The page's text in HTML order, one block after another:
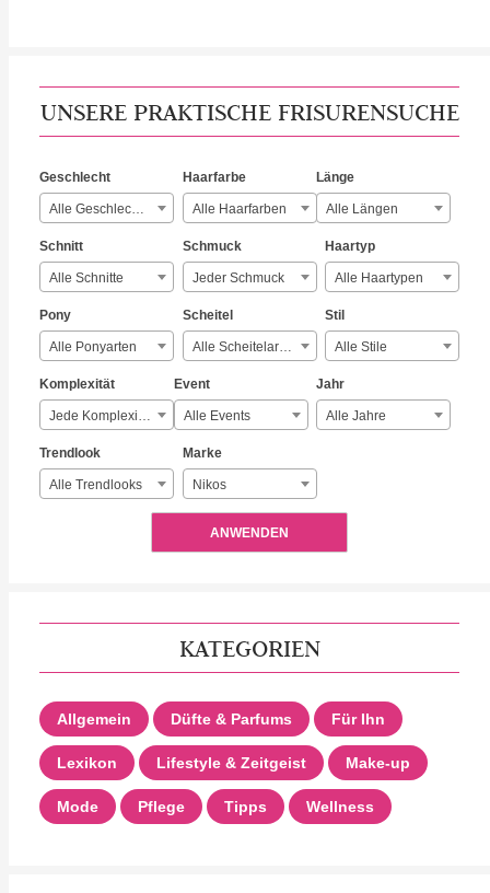
UNSERE PRAKTISCHE FRISURENSUCHE
Geschlecht
Alle Geschlechter
Haarfarbe
Alle Haarfarben
Länge
Alle Längen
Schnitt
Alle Schnitte
Schmuck
Jeder Schmuck
Haartyp
Alle Haartypen
Pony
Alle Ponyarten
Scheitel
Alle Scheitelarten
Stil
Alle Stile
Komplexität
Jede Komplexität
Event
Alle Events
Jahr
Alle Jahre
Trendlook
Alle Trendlooks
Marke
Nikos
ANWENDEN
KATEGORIEN
Allgemein Düfte & Parfums Für Ihn
Lexikon Lifestyle & Zeitgeist Make-up
Mode Pflege Tipps Wellness